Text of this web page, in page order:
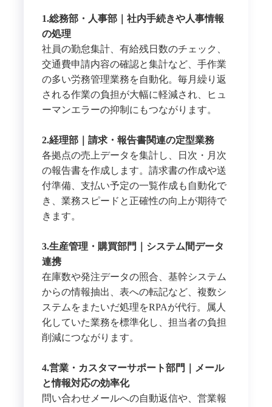
1.総務部・人事部｜社内手続きや人事情報
の処理
社員の勤怠集計、有給残日数のチェック、
交通費申請内容の確認と集計など、手作業
の多い労務管理業務を自動化。毎月繰り返
される作業の負担が大幅に軽減され、ヒュ
ーマンエラーの抑制にもつながります。
2.経理部｜請求・報告書関連の定型業務
各拠点の売上データを集計し、日次・月次
の報告書を作成します。請求書の作成や送
付準備、支払い予定の一覧作成も自動化で
き、業務スピードと正確性の向上が期待で
きます。
3.生産管理・購買部門｜システム間データ
連携
在庫数や発注データの照合、基幹システム
からの情報抽出、表への転記など、複数シ
ステムをまたいだ処理をRPAが代行。属人
化していた業務を標準化し、担当者の負担
削減につながります。
4.営業・カスタマーサポート部門｜メール
と情報対応の効率化
問い合わせメールへの自動返信や、営業報